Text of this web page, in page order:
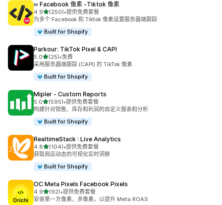
∞ Facebook 像素 ‑Tiktok 像素
4.9星（满分 5 星）
(250)
总共 250 条评论
•提供免费套餐
为多个 Facebook 和 Tiktok 像素设置服务器端跟踪
Built for Shopify
Parkour: TikTok Pixel & CAPI
5.0星（满分 5 星）
(25)
总共 25 条评论
•免费
采用服务器端跟踪 (CAPI) 的 TikTok 像素
Built for Shopify
Mipler ‑ Custom Reports
5.0星（满分 5 星）
(595)
总共 595 条评论
•提供免费套餐
构建针对销售、库存和利润的自定义报表和分析
Built for Shopify
RealtimeStack : Live Analytics
4.8星（满分 5 星）
(104)
总共 104 条评论
•提供免费套餐
获取商店动态的可视化实时洞察
Built for Shopify
OC Meta Pixels Facebook Pixels
4.9星（满分 5 星）
(92)
总共 92 条评论
•提供免费套餐
安装第一方像素，多像素，以提升 Meta ROAS